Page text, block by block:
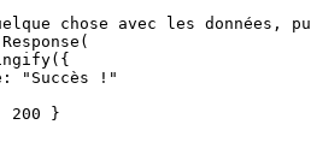
chose avec les données,
Response (
( {
" Succès ! "
200 }